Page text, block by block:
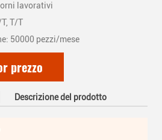
lavorativi
T/T
50000 pezzi/mese
prezzo
Descrizione del prodotto